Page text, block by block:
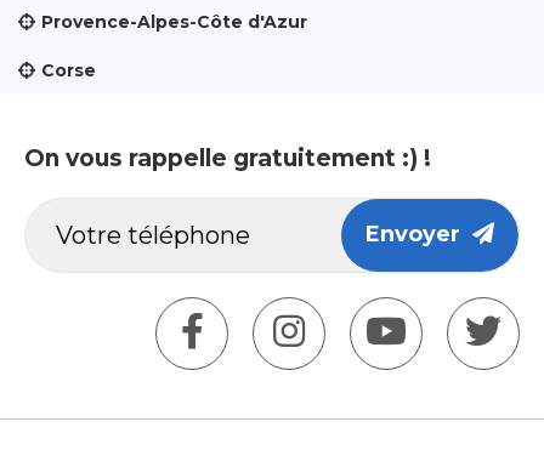
Provence-Alpes-Côte d'Azur
Corse
On vous rappelle gratuitement :) !
Envoyer